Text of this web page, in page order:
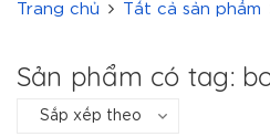
Trang chủ Tất cả sản phẩm
Sản phẩm có tag:
Sắp xếp theo